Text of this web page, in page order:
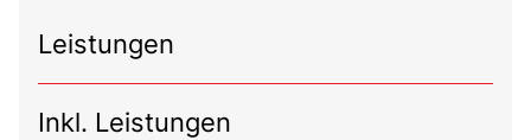
Leistungen
Inkl. Leistungen